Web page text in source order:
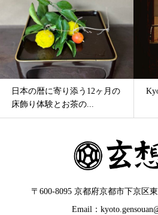
日本の暦に寄り添う12ヶ月の
床飾り体験とお茶の...
〒600-8095 京都府京都市下京区
Email：